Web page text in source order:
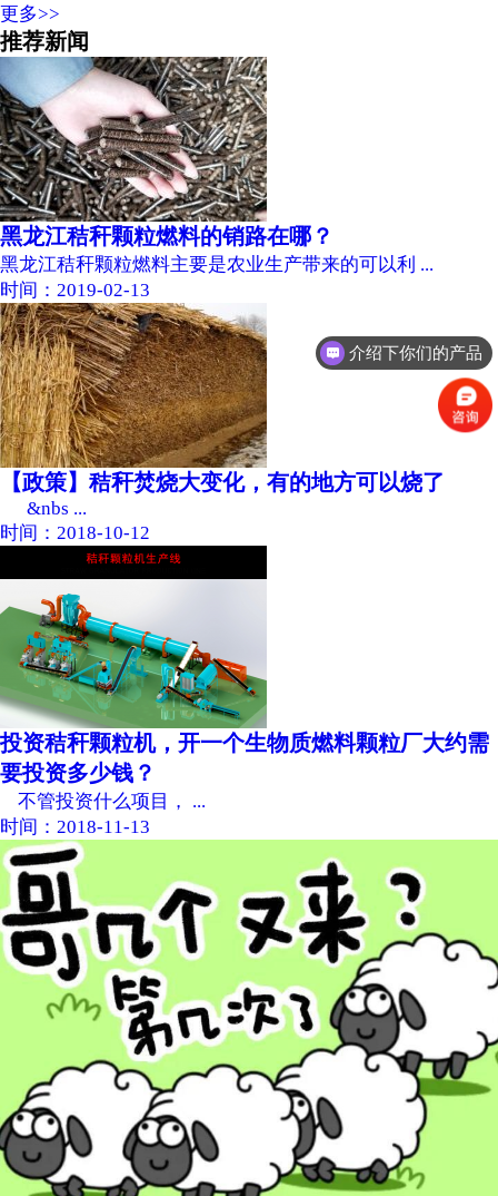
更多>>
推荐新闻
黑龙江秸秆颗粒燃料的销路在哪？
黑龙江秸秆颗粒燃料主要是农业生产带来的可以利 ...
时间：2019-02-13
【政策】秸秆焚烧大变化，有的地方可以烧了
&nbs ...
时间：2018-10-12
投资秸秆颗粒机，开一个生物质燃料颗粒厂大约需
要投资多少钱？
不管投资什么项目， ...
时间：2018-11-13
介绍下你们的产品